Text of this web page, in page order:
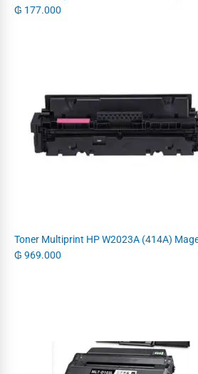
₲ 177.000
Toner Multiprint HP W2023A (414A)
₲ 969.000